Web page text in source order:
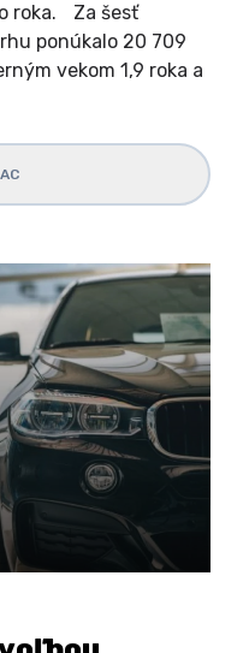
roka. Za šesť
ponúkalo 20 709
vekom 1,9 roka a